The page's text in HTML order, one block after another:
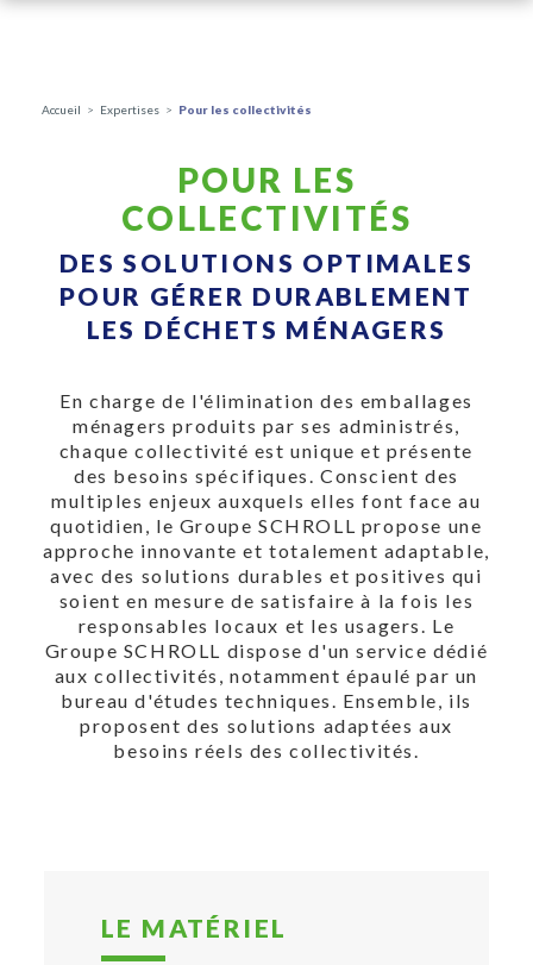
Accueil > Expertises > Pour les collectivités
POUR LES
COLLECTIVITÉS
DES SOLUTIONS OPTIMALES
POUR GÉRER DURABLEMENT
LES DÉCHETS MÉNAGERS
En charge de l'élimination des emballages
ménagers produits par ses administrés,
chaque collectivité est unique et présente
des besoins spécifiques. Conscient des
multiples enjeux auxquels elles font face au
quotidien, le Groupe SCHROLL propose une
approche innovante et totalement adaptable,
avec des solutions durables et positives qui
soient en mesure de satisfaire à la fois les
responsables locaux et les usagers. Le
Groupe SCHROLL dispose d'un service dédié
aux collectivités, notamment épaulé par un
bureau d'études techniques. Ensemble, ils
proposent des solutions adaptées aux
besoins réels des collectivités.
LE MATÉRIEL